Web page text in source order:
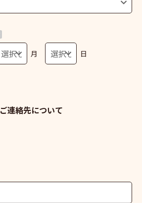
月 日
ご連絡先について